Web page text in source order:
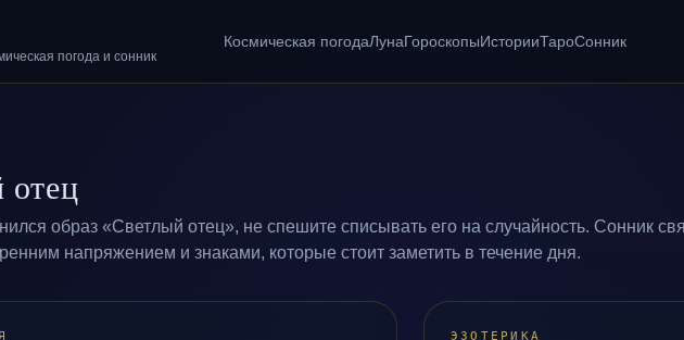
погода и сонник
Космическая погодаЛунаГороскопыИсторииТароСонник
отец
образ «Светлый отец», не спешите списывать его на случайность. Сонник
напряжением и знаками, которые стоит заметить в течение дня.
ЭЗОТЕРИКА